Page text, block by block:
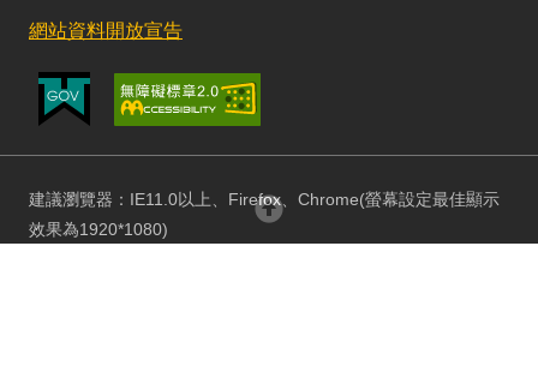
網站資料開放宣告
建議瀏覽器：IE11.0以上、Firefox、Chrome(螢幕設定最佳顯示
效果為1920*1080)
回頂部